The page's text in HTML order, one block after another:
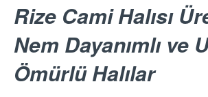
Rize Cami Halısı
Nem Dayanımlı ve
Ömürlü Halılar